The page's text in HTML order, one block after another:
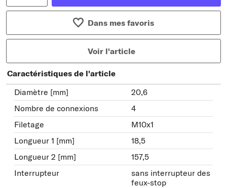
Dans mes favoris
Voir l'article
Caractéristiques de l'article
Diamètre [mm]
20,6
Nombre de connexions
4
Filetage
M10x1
Longueur 1 [mm]
18,5
Longueur 2 [mm]
157,5
Interrupteur
sans interrupteur des
feux-stop